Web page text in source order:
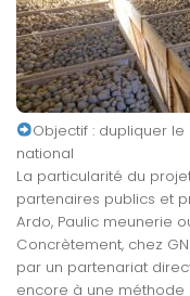
Objectif : dupliquer
national
La particularité du
partenaires publics et
Ardo, Paulic meunerie
Concrètement, chez
par un partenariat
encore à une